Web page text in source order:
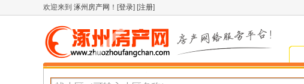
欢迎来到 涿州房产网 ！[登录] [注册]